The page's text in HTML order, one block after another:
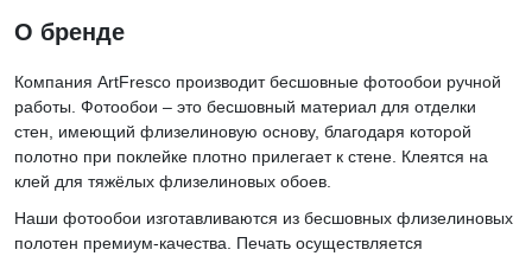
О бренде
Компания ArtFresco производит бесшовные фотообои ручной
работы. Фотообои – это бесшовный материал для отделки
стен, имеющий флизелиновую основу, благодаря которой
полотно при поклейке плотно прилегает к стене. Клеятся на
клей для тяжёлых флизелиновых обоев.
Наши фотообои изготавливаются из бесшовных флизелиновых
полотен премиум-качества. Печать осуществляется